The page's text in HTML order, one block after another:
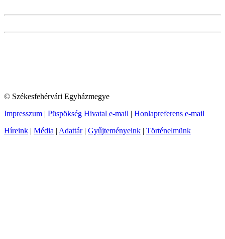
© Székesfehérvári Egyházmegye
Impresszum | Püspökség Hivatal e-mail | Honlapreferens e-mail
Híreink | Média | Adattár| Gyűjteményeink | Történelmünk